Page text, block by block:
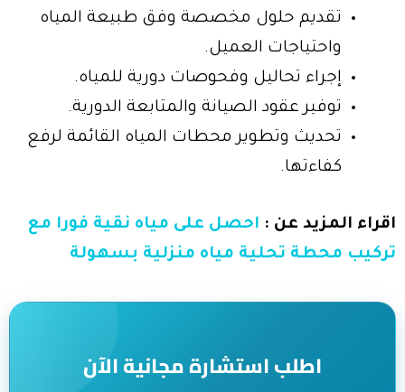
تقديم حلول مخصصة وفق طبيعة المياه
واحتياجات العميل.
إجراء تحاليل وفحوصات دورية للمياه.
توفير عقود الصيانة والمتابعة الدورية.
تحديث وتطوير محطات المياه القائمة لرفع
كفاءتها.
اقراء المزيد عن : احصل على مياه نقية فورا مع
تركيب محطة تحلية مياه منزلية بسهولة
اطلب استشارة مجانية الآن